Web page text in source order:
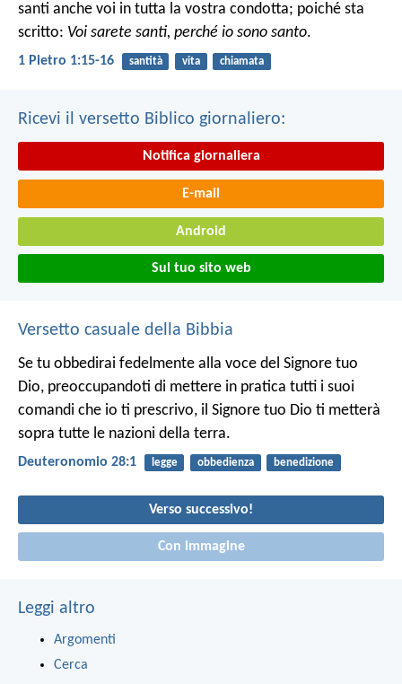
santi anche voi in tutta la vostra condotta; poiché sta
scritto: Voi sarete santi, perché io sono santo.
1 Pietro 1:15-16 santità vita chiamata
Ricevi il versetto Biblico giornaliero:
Notifica giornaliera
E-mail
Android
Sul tuo sito web
Versetto casuale della Bibbia
Se tu obbedirai fedelmente alla voce del Signore tuo
Dio, preoccupandoti di mettere in pratica tutti i suoi
comandi che io ti prescrivo, il Signore tuo Dio ti metterà
sopra tutte le nazioni della terra.
Deuteronomio 28:1 legge obbedienza benedizione
Verso successivo!
Con immagine
Leggi altro
Argomenti
Cerca